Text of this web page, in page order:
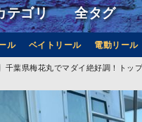
テゴリ 全タグ
ル ベイトリール 電動リール
千葉県梅花丸でマダイ絶好調！トッ